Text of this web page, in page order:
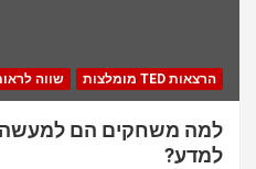
הרצאות TED מומלצות שווה
למה משחקים הם למעשה
למדע?